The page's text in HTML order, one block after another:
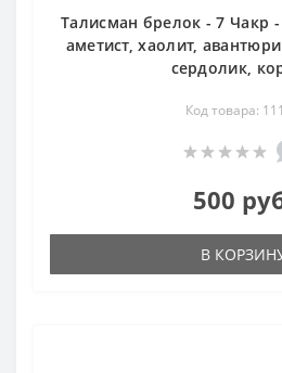
Талисман брелок - 7 Чакр
аметист, хаолит,
сердолик,
Код товара:
500
В